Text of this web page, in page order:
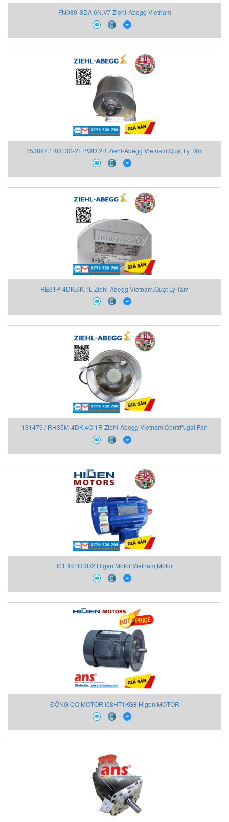
FN080-SDA.6N.V7 Ziehl-Abegg Vietnam
153897 / RD13S-2EP.WD.2R Ziehl-Abegg Vietnam,Quạt Ly Tâm
RE31P-4DK.6K.1L Ziehl-Abegg Vietnam,Quạt Ly Tâm
131479 / RH35M-4DK.4C.1R Ziehl-Abegg Vietnam,Centrifugal Fan
I01HK1HDD2 Higen Motor Vietnam,Motor
ĐỘNG CƠ MOTOR I08HT1KG8 Higen MOTOR